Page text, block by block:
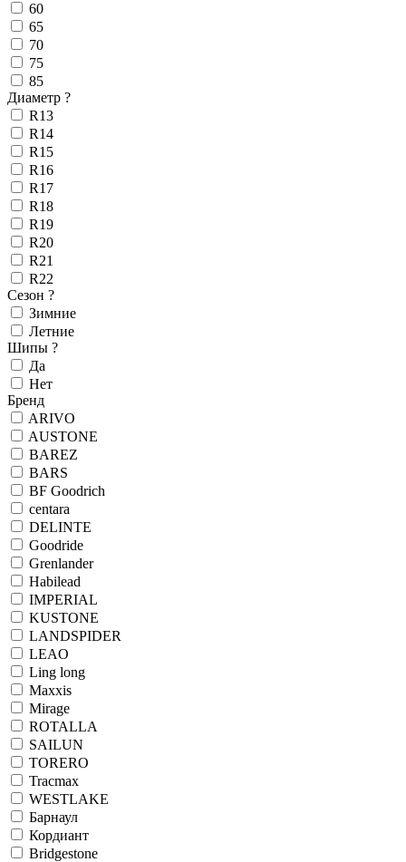
60
65
70
75
85
Диаметр ?
R13
R14
R15
R16
R17
R18
R19
R20
R21
R22
Сезон ?
Зимние
Летние
Шипы ?
Да
Нет
Бренд
ARIVO
AUSTONE
BAREZ
BARS
BF Goodrich
centara
DELINTE
Goodride
Grenlander
Habilead
IMPERIAL
KUSTONE
LANDSPIDER
LEAO
Ling long
Maxxis
Mirage
ROTALLA
SAILUN
TORERO
Tracmax
WESTLAKE
Барнаул
Кордиант
Bridgestone